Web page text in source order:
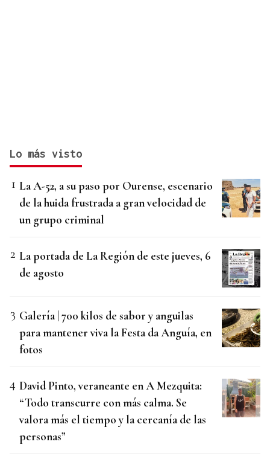
Lo más visto
La A-52, a su paso por Ourense, escenario
de la huida frustrada a gran velocidad de
un grupo criminal
La portada de La Región de este jueves, 6
de agosto
Galería | 700 kilos de sabor y anguilas
para mantener viva la Festa da Anguía, en
fotos
David Pinto, veraneante en A Mezquita:
“Todo transcurre con más calma. Se
valora más el tiempo y la cercanía de las
personas”